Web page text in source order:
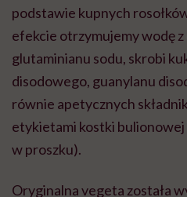
podstawie kupnych
efekcie otrzymujemy wodę z
glutaminianu sodu, skrobi
disodowego, guanylanu
równie apetycznych
etykietami kostki
w proszku).
Oryginalna vegeta została